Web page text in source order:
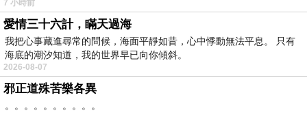
發現台灣社會在公共議題的討論方式，往往並不
理性
充斥個人主觀、盲信權威、捷徑思考、從眾行
為、團體思考、素樸天真的唯我論...
7 小時前
愛情三十六計，瞞天過海
我把心事藏進尋常的問候，海面平靜如昔，心中悸動無法平息。 只有
海底的潮汐知道，我的世界早已向你傾斜。
2026-08-07
邪正道殊苦樂各異
。。。。。。。。。。